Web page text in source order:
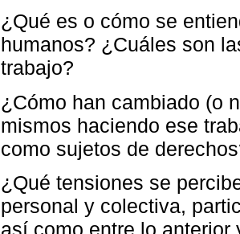
¿Qué es o cómo se
humanos? ¿Cuáles son
trabajo?
¿Cómo han cambiado (o
mismos haciendo ese
como sujetos de
¿Qué tensiones se
personal y colectiva,
así como entre lo